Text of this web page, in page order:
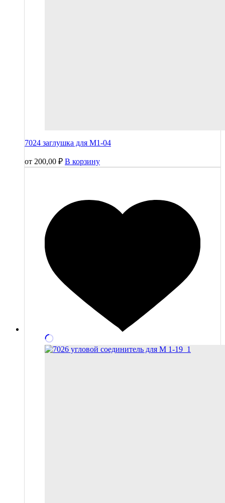
7024 заглушка для М1-04
от 200,00 ₽ В корзину